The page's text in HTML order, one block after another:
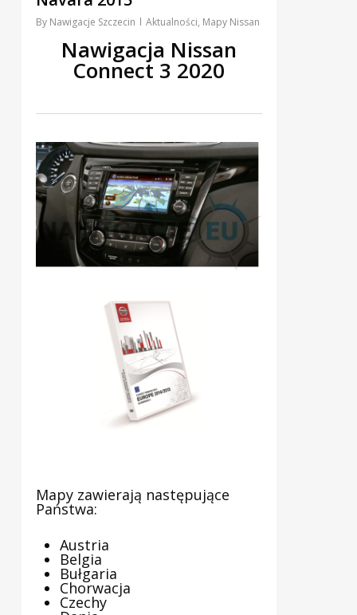
By Nawigacje Szczecin Aktualności, Mapy Nissan
Nawigacja Nissan
Connect 3 2020
Mapy zawierają następujące
Państwa:
Austria
Belgia
Bułgaria
Chorwacja
Czechy